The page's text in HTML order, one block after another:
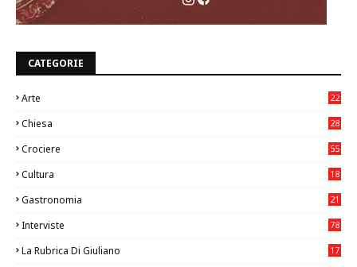
CATEGORIE
Arte
22
Chiesa
28
Crociere 55
Cultura
18
Gastronomia
21
Interviste 78
La Rubrica Di Giuliano
17